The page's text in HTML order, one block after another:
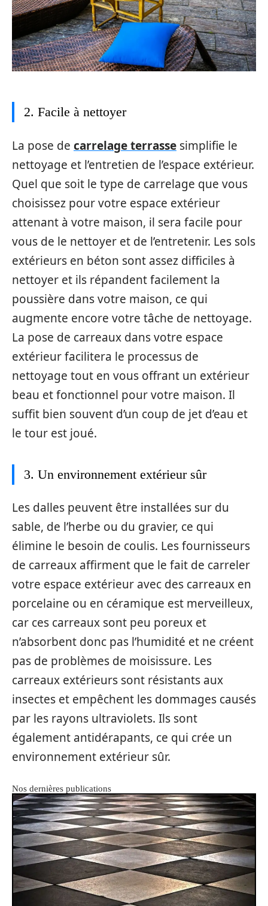
2. Facile à nettoyer
La pose de carrelage terrasse simplifie le
nettoyage et l’entretien de l’espace extérieur.
Quel que soit le type de carrelage que vous
choisissez pour votre espace extérieur
attenant à votre maison, il sera facile pour
vous de le nettoyer et de l’entretenir. Les sols
extérieurs en béton sont assez difficiles à
nettoyer et ils répandent facilement la
poussière dans votre maison, ce qui
augmente encore votre tâche de nettoyage.
La pose de carreaux dans votre espace
extérieur facilitera le processus de
nettoyage tout en vous offrant un extérieur
beau et fonctionnel pour votre maison. Il
suffit bien souvent d’un coup de jet d’eau et
le tour est joué.
3. Un environnement extérieur sûr
Les dalles peuvent être installées sur du
sable, de l’herbe ou du gravier, ce qui
élimine le besoin de coulis. Les fournisseurs
de carreaux affirment que le fait de carreler
votre espace extérieur avec des carreaux en
porcelaine ou en céramique est merveilleux,
car ces carreaux sont peu poreux et
n’absorbent donc pas l’humidité et ne créent
pas de problèmes de moisissure. Les
carreaux extérieurs sont résistants aux
insectes et empêchent les dommages causés
par les rayons ultraviolets. Ils sont
également antidérapants, ce qui crée un
environnement extérieur sûr.
Nos dernières publications